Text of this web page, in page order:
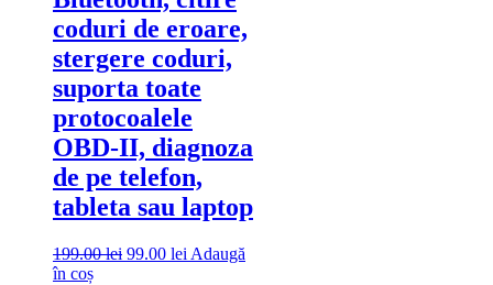
coduri de eroare,
stergere coduri,
suporta toate
protocoalele
OBD-II, diagnoza
de pe telefon,
tableta sau laptop
199.00lei Prețul
99.00 lei Prețul
Adaugă
în coș